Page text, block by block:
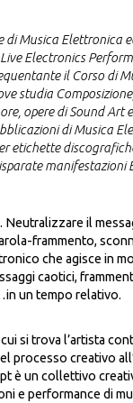
di Musica Elettronica
Electronics
il Corso di
studia
opere di Sound Art
di Musica
etichette
manifestazioni
il
frammento,
che agisce in
caotici,
un tempo relativo.
si trova l’artista
processo creativo
è un collettivo
e performance di